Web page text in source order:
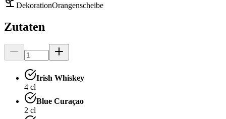
DekorationOrangenscheibe
Zutaten
Irish Whiskey
4 cl
Blue Curaçao
2 cl